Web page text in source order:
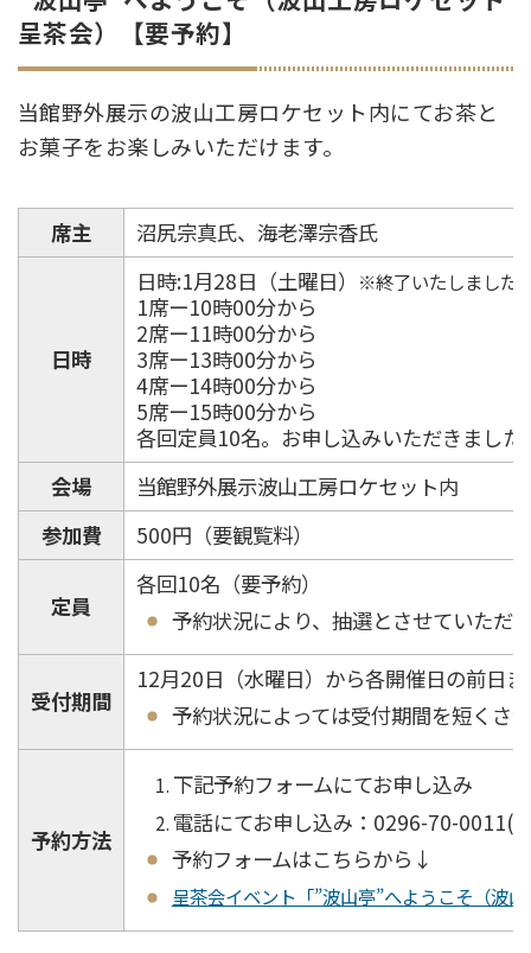
呈茶会）【要予約】
当館野外展示の波山工房ロケセット内にてお茶と
お菓子をお楽しみいただけます。
席主 沼尻宗真氏、海老澤宗香氏
日時
日時:1月28日（土曜日） ※終了いたしました
1席ー10時00分から
2席ー11時00分から
3席ー13時00分から
4席ー14時00分から
5席ー15時00分から
各回定員10名。お申し込みいただきました
会場
当館野外展示波山工房ロケセット内
参加費
500円（要観覧料）
定員
各回10名（要予約）
予約状況により、抽選とさせていただ
受付期間
12月20日（水曜日）から各開催日の前日
予約状況によっては受付期間を短くさ
予約方法
下記予約フォームにてお申し込み
電話にてお申し込み：0296-70-0011(9
予約フォームはこちらから↓
呈茶会イベント「”波山亭”へようこそ（